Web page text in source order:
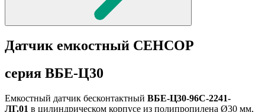
Датчик емкостный СЕНСОР
серия ВБЕ-Ц30
Емкостный датчик бесконтактный ВБЕ-Ц30-96С-2241-
ЛГ.01 в цилиндрическом корпусе из полипропилена Ø30 мм,